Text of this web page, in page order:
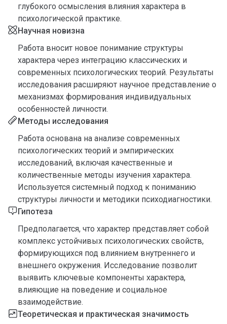
глубокого осмысления влияния характера в
психологической практике.
Научная новизна
Работа вносит новое понимание структуры
характера через интеграцию классических и
современных психологических теорий. Результаты
исследования расширяют научное представление о
механизмах формирования индивидуальных
особенностей личности.
Методы исследования
Работа основана на анализе современных
психологических теорий и эмпирических
исследований, включая качественные и
количественные методы изучения характера.
Используется системный подход к пониманию
структуры личности и методики психодиагностики.
Гипотеза
Предполагается, что характер представляет собой
комплекс устойчивых психологических свойств,
формирующихся под влиянием внутреннего и
внешнего окружения. Исследование позволит
выявить ключевые компоненты характера,
влияющие на поведение и социальное
взаимодействие.
Теоретическая и практическая значимость